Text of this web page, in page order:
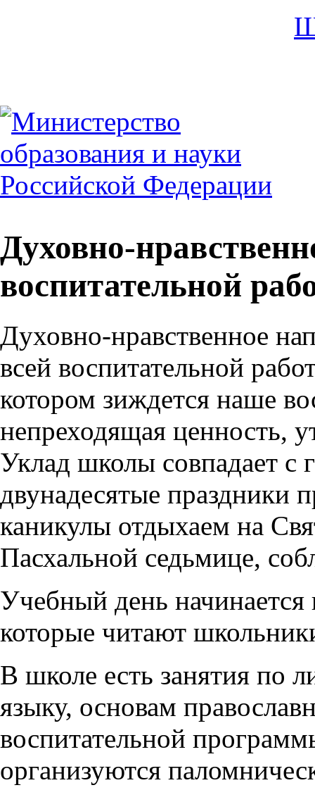
Духовно-
воспитательной
Духовно-нравственное
всей воспитательной
котором зиждется наше
непреходящая ценность,
Уклад школы совпадает с
двунадесятые праздники
каникулы отдыхаем на
Пасхальной седьмице,
Учебный день начинается
которые читают
В школе есть занятия по
языку, основам
воспитательной
организуются